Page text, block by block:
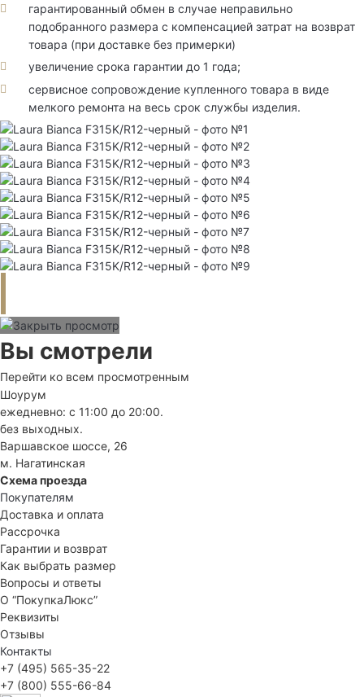
гарантированный обмен в случае неправильно
подобранного размера с компенсацией затрат на возврат
товара (при доставке без примерки)
увеличение срока гарантии до 1 года;
сервисное сопровождение купленного товара в виде
мелкого ремонта на весь срок службы изделия.
Вы смотрели
Перейти ко всем просмотренным
Шоурум
ежедневно: с 11:00 до 20:00.
без выходных.
Варшавское шоссе, 26
м. Нагатинская
Схема проезда
Покупателям
Доставка и оплата
Рассрочка
Гарантии и возврат
Как выбрать размер
Вопросы и ответы
О “ПокупкаЛюкс”
Реквизиты
Отзывы
Контакты
+7 (495) 565-35-22
+7 (800) 555-66-84